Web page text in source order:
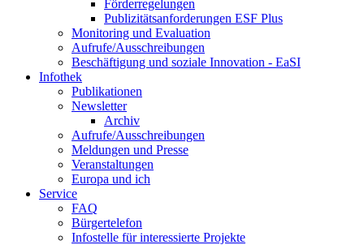
För­der­re­ge­lun­gen
Pu­bli­zi­täts­an­for­de­run­gen ESF Plus
Mo­ni­to­ring und Eva­lua­ti­on
Auf­ru­fe/Aus­schrei­bun­gen
Be­schäf­ti­gung und so­zia­le In­no­va­ti­on - Ea­SI
In­fo­thek
Pu­bli­ka­tio­nen
Newslet­ter
Ar­chiv
Auf­ru­fe/Aus­schrei­bun­gen
Mel­dun­gen und Pres­se
Ver­an­stal­tun­gen
Eu­ro­pa und ich
Ser­vice
FAQ
Bür­ger­te­le­fon
In­fo­stel­le für in­ter­es­sier­te Pro­jek­te